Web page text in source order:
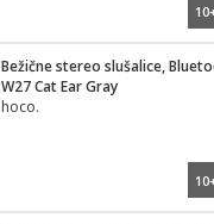
Bežične stereo slušalice,
W27 Cat Ear Gray
hoco.